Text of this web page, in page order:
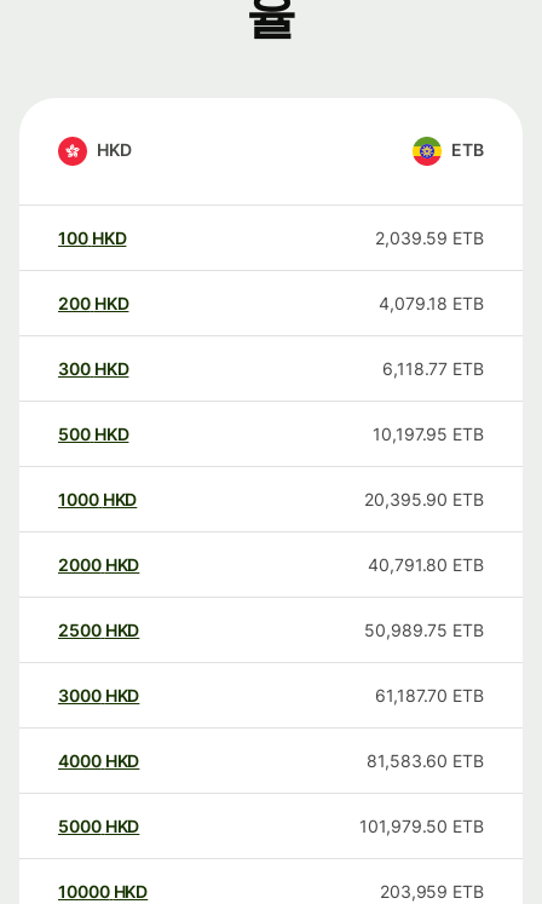
율
HKD ETB
100 HKD 2,039.59 ETB
200 HKD 4,079.18 ETB
300 HKD 6,118.77 ETB
500 HKD 10,197.95 ETB
1000 HKD 20,395.90 ETB
2000 HKD 40,791.80 ETB
2500 HKD 50,989.75 ETB
3000 HKD 61,187.70 ETB
4000 HKD 81,583.60 ETB
5000 HKD 101,979.50 ETB
10000 HKD 203,959 ETB